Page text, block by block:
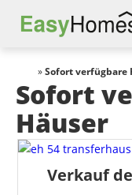
»Sofort verfügbare
Sofort
Häuser
Verkauf